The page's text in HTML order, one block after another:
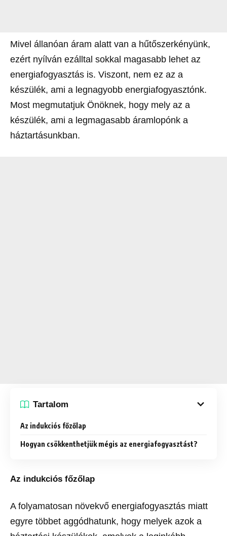
Mivel állanóan áram alatt van a hűtőszerkényünk,
ezért nyílván ezálltal sokkal magasabb lehet az
energiafogyasztás is. Viszont, nem ez az a
készülék, ami a legnagyobb energiafogyasztónk.
Most megmutatjuk Önöknek, hogy mely az a
készülék, ami a legmagasabb áramlopónk a
háztartásunkban.
Tartalom
Az indukciós főzőlap
Hogyan csökkenthetjük mégis az energiafogyasztást?
Az indukciós főzőlap
A folyamatosan növekvő energiafogyasztás miatt
egyre többet aggódhatunk, hogy melyek azok a